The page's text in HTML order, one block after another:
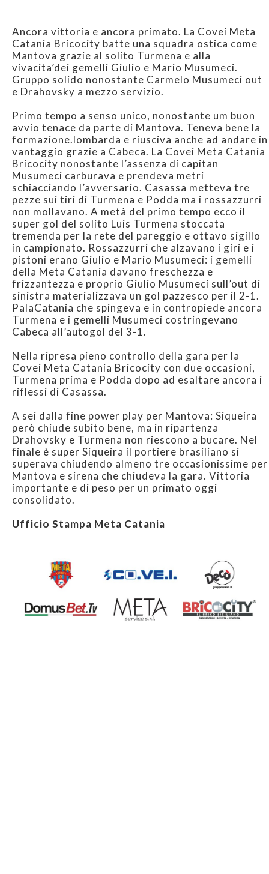
Ancora vittoria e ancora primato. La Covei Meta
Catania Bricocity batte una squadra ostica come
Mantova grazie al solito Turmena e alla
vivacita’dei gemelli Giulio e Mario Musumeci.
Gruppo solido nonostante Carmelo Musumeci out
e Drahovsky a mezzo servizio.
Primo tempo a senso unico, nonostante um buon
avvio tenace da parte di Mantova. Teneva bene la
formazione.lombarda e riusciva anche ad andare in
vantaggio grazie a Cabeca. La Covei Meta Catania
Bricocity nonostante l’assenza di capitan
Musumeci carburava e prendeva metri
schiacciando l’avversario. Casassa metteva tre
pezze sui tiri di Turmena e Podda ma i rossazzurri
non mollavano. A metà del primo tempo ecco il
super gol del solito Luis Turmena stoccata
tremenda per la rete del pareggio e ottavo sigillo
in campionato. Rossazzurri che alzavano i giri e i
pistoni erano Giulio e Mario Musumeci: i gemelli
della Meta Catania davano freschezza e
frizzantezza e proprio Giulio Musumeci sull’out di
sinistra materializzava un gol pazzesco per il 2-1.
PalaCatania che spingeva e in contropiede ancora
Turmena e i gemelli Musumeci costringevano
Cabeca all’autogol del 3-1.
Nella ripresa pieno controllo della gara per la
Covei Meta Catania Bricocity con due occasioni,
Turmena prima e Podda dopo ad esaltare ancora i
riflessi di Casassa.
A sei dalla fine power play per Mantova: Siqueira
però chiude subito bene, ma in ripartenza
Drahovsky e Turmena non riescono a bucare. Nel
finale è super Siqueira il portiere brasiliano si
superava chiudendo almeno tre occasionissime per
Mantova e sirena che chiudeva la gara. Vittoria
importante e di peso per un primato oggi
consolidato.
Ufficio Stampa Meta Catania